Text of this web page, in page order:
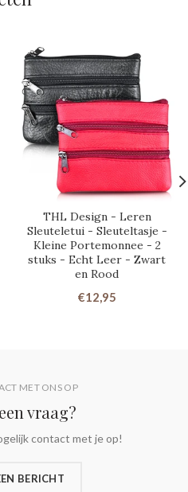
THL Design - Leren
Sleuteletui - Sleuteltasje -
Kleine Portemonnee - 2
stuks - Echt Leer - Zwart
en Rood
€12,95
MET ONS OP
vraag?
contact met je op!
BERICHT